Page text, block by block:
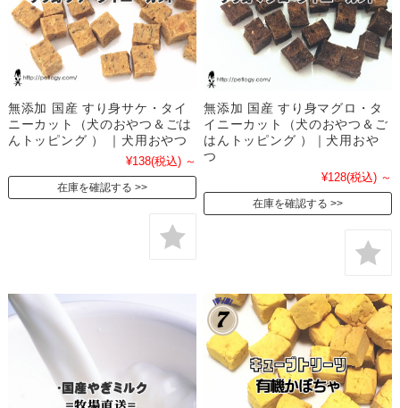
無添加 国産 すり身サケ・タイ
ニーカット（犬のおやつ＆ごは
んトッピング ） ｜犬用おやつ
¥138(税込) ～
在庫を確認する
無添加 国産 すり身マグロ・タ
イニーカット（犬のおやつ＆ご
はんトッピング ）｜犬用おや
つ
¥128(税込) ～
在庫を確認する